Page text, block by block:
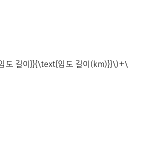
길이}}{\text{임도 길이(km)}}\)+\